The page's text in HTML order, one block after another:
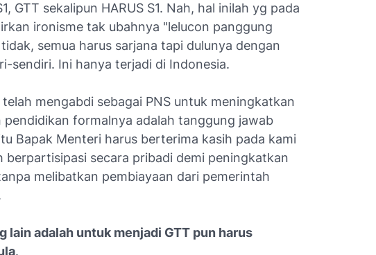
GTT sekalipun HARUS S1. Nah, hal inilah yg pada
ironisme tak ubahnya "lelucon panggung
semua harus sarjana tapi dulunya dengan
sendiri. Ini hanya terjadi di Indonesia.
mengabdi sebagai PNS untuk meningkatkan
pendidikan formalnya adalah tanggung jawab
Bapak Menteri harus berterima kasih pada kami
berpartisipasi secara pribadi demi peningkatkan
melibatkan pembiayaan dari pemerintah
lain adalah untuk menjadi GTT pun harus
.